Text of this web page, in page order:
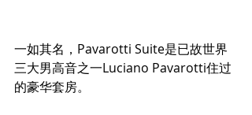
一如其名，Pavarotti Suite是已故世界
三大男高音之一Luciano Pavarotti住过
的豪华套房。